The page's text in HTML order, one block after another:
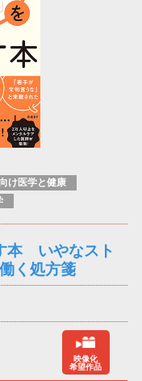
け医学と健康
本 いやなスト
く処方箋
映像化
希望作品